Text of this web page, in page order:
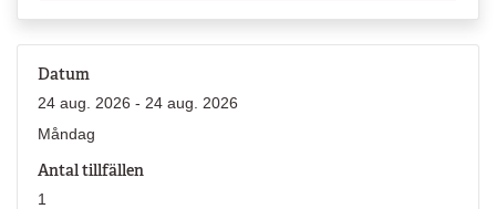
Datum
24 aug. 2026 - 24 aug. 2026
Måndag
Antal tillfällen
1